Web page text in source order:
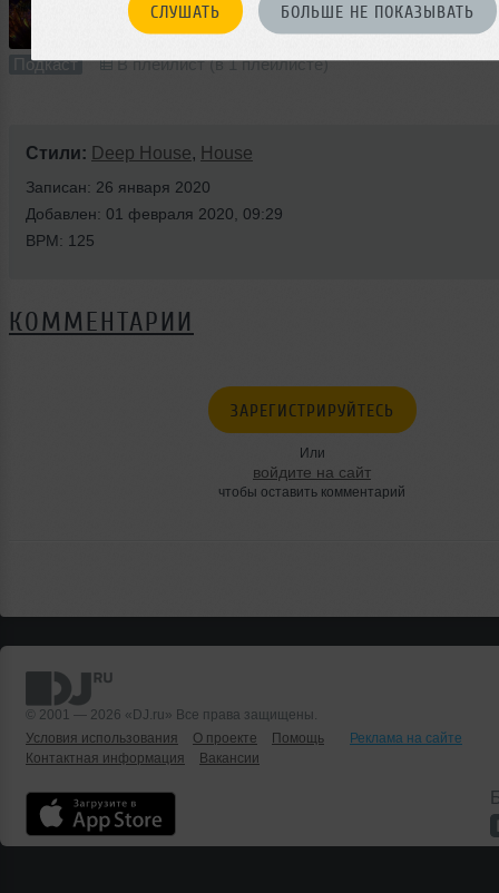
СЛУШАТЬ БОЛЬШЕ НЕ ПОКАЗЫВАТЬ
444 раза 173 MB, 256
Подкаст В плейлист (в 1 плейлисте)
Стили: Deep House, House
Записан: 26 января 2020
Добавлен: 01 февраля 2020, 09:29
BPM: 125
КОММЕНТАРИИ
ЗАРЕГИСТРИРУЙТЕСЬ
Или
войдите на сайт
чтобы оставить комментарий
© 2001 — 2026 «DJ.ru» Все права защищены.
Условия использования
О проекте Помощь
Реклама на сайте
Контактная информация
Вакансии